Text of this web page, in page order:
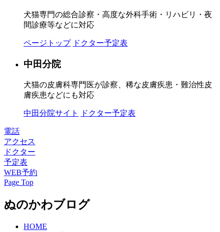
犬猫専門の総合診察・高度な外科手術・リハビリ・夜
間診療等などに対応
ページトップ ドクター予定表
中田分院
犬猫の皮膚科専門医が診察、稀な皮膚疾患・難治性皮
膚疾患などにも対応
中田分院サイト ドクター予定表
電話
アクセス
ドクター
予定表
WEB予約
Page Top
ぬのかわブログ
HOME